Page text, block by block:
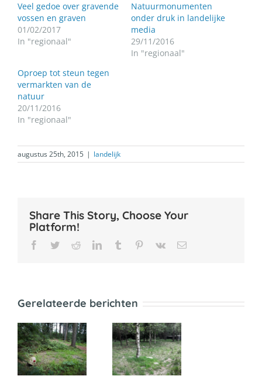
Veel gedoe over gravende
vossen en graven
01/02/2017
In "regionaal"
Natuurmonumenten
onder druk in landelijke
media
29/11/2016
In "regionaal"
Oproep tot steun tegen
vermarkten van de
natuur
20/11/2016
In "regionaal"
augustus 25th, 2015 | landelijk
Share This Story, Choose Your
Platform!
Facebook
TwitterRedditLinkedInTumblr Pinterest
Vk
E-
Gerelateerde berichten
De
grafrechthandel
BRANA in